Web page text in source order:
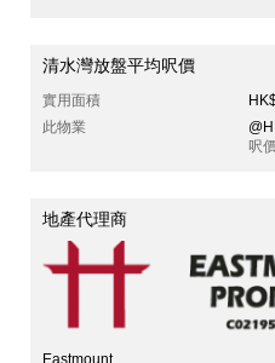
清水灣放盤平均呎價
實用面積
此物業
呎
地產代理商
Eastmount